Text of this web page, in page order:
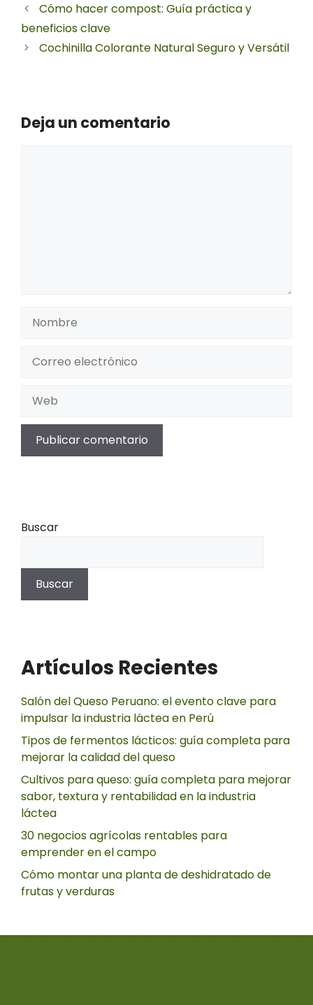
Cómo hacer compost: Guía práctica y
beneficios clave
Cochinilla Colorante Natural Seguro y Versátil
Deja un comentario
Nombre
electrónico
Buscar
Buscar
Artículos Recientes
Salón del Queso Peruano: el evento clave para
impulsar la industria láctea en Perú
Tipos de fermentos lácticos: guía completa para
mejorar la calidad del queso
Cultivos para queso: guía completa para mejorar
sabor, textura y rentabilidad en la industria
láctea
30 negocios agrícolas rentables para
emprender en el campo
Cómo montar una planta de deshidratado de
frutas y verduras